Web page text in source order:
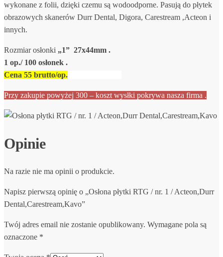
wykonane z folii, dzięki czemu są wodoodporne. Pasują do płytek
obrazowych skanerów Durr Dental, Digora, Carestream ,Acteon i
innych.
Rozmiar osłonki „1” 27x44mm .
1 op./ 100 osłonek .
Cena 55 brutto/op.
Przy zakupie powyżej 300 – koszt wysłki pokrywa nasza firma .
Opinie
Na razie nie ma opinii o produkcie.
Napisz pierwszą opinię o „Osłona płytki RTG / nr. 1 / Acteon,Durr
Dental,Carestream,Kavo”
Twój adres email nie zostanie opublikowany. Wymagane pola są
oznaczone *